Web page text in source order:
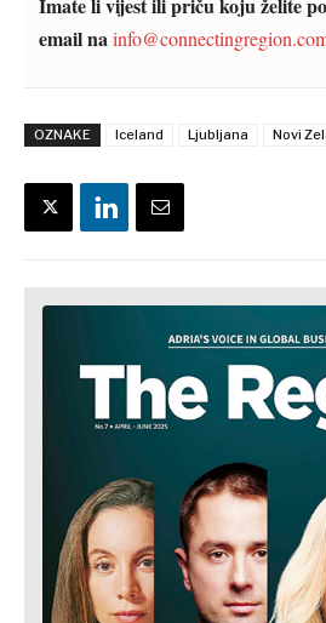
Imate li vijest ili priču koju želite
email na
OZNAKE Iceland Ljubljana Novi